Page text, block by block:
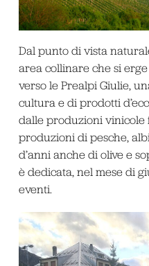
Dal punto di vista
area collinare che si
verso le Prealpi Giulie,
cultura e di prodotti
dalle produzioni vinicole
produzioni di pesche,
d’anni anche di olive e
è dedicata, nel mese di
eventi.